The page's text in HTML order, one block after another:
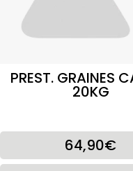
PREST. GRAINES
20KG
64,90€